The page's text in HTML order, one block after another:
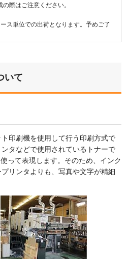
際はご注意ください。
ス単位での出荷となります。予めご了
いて
印刷機を使用して行う印刷方式で
タなどで使用されているトナーで
って表現します。そのため、インク
リンタよりも、写真や文字が精細